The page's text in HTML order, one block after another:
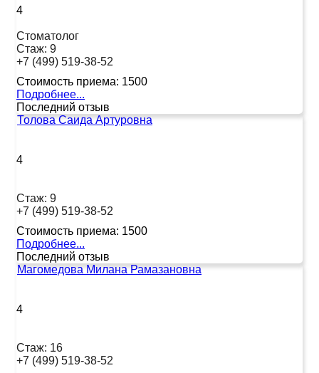
4
Стоматолог
Стаж: 9
+7 (499) 519-38-52
Стоимость приема: 1500
Подробнее...
Последний отзыв
Толова Саида Артуровна
4
Стаж: 9
+7 (499) 519-38-52
Стоимость приема: 1500
Подробнее...
Последний отзыв
Магомедова Милана Рамазановна
4
Стаж: 16
+7 (499) 519-38-52